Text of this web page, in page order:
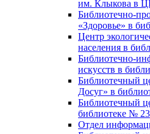
им. Клыкова в
Библиотечно-
«Здоровье» в
Центр
населения в
Библиотечно-
искусств в
Библиотечный
Досуг» в
Библиотечный
библиотеке № 23
Отдел